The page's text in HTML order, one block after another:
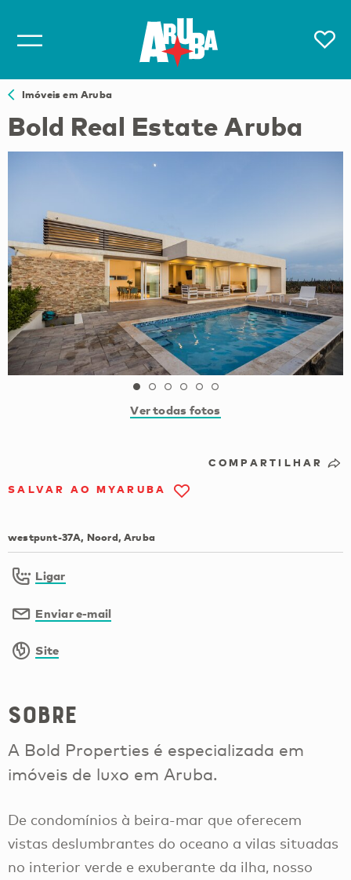
Imóveis em Aruba
Bold Real Estate Aruba
Ver todas fotos
COMPARTILHAR
SALVAR AO MYARUBA
westpunt-37A, Noord, Aruba
Ligar
Enviar e-mail
Site
Sobre
A Bold Properties é especializada em
imóveis de luxo em Aruba.
De condomínios à beira-mar que oferecem
vistas deslumbrantes do oceano a vilas situadas
no interior verde e exuberante da ilha, nosso